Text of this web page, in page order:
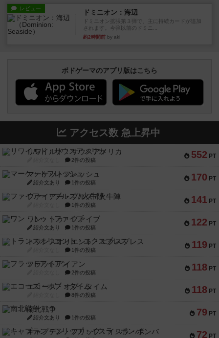
レビュー ドミニオン：海辺
ドミニオン拡張第３弾で、主に持続カードが追加
されます。今弾以前のドミニ...
約2時間前 by aki
ボドゲーマのアプリ版はこちら
アクセス数 急上昇中
552 PT
リワイルド：サウスアメリカ
2件の投稿
170 PT
マーケットフレッシュ
紹介文あり 1件の投稿
141 PT
ファイアー・ブルズ / 火牛陣
1件の投稿
122 PT
ワン・トゥ・ファイブ
紹介文あり 1件の投稿
119 PT
トランスオリエント・エクスプレス
1件の投稿
118 PT
フラットアイアン
2件の投稿
118 PT
エコーズ・オブ・タイム
8件の投稿
79 PT
南北戦争
紹介文あり 1件の投稿
72 PT
キャプテン・フリップ：イスラ・ボンバ